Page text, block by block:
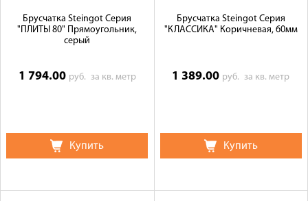
Брусчатка Steingot Серия
"ПЛИТЫ 80" Прямоугольник,
серый
1 794.00 руб. за кв. метр
Купить
Брусчатка Steingot Серия
"КЛАССИКА" Коричневая, 60мм
1 389.00 руб.за кв. метр
Купить